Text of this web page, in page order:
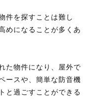
件を探すことは難し
めになることが多くあ
た物件になり、屋外で
ースや、簡単な防音機
と過ごすことができる